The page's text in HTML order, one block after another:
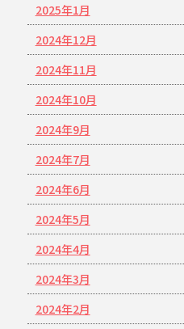
2025年1月
2024年12月
2024年11月
2024年10月
2024年9月
2024年7月
2024年6月
2024年5月
2024年4月
2024年3月
2024年2月